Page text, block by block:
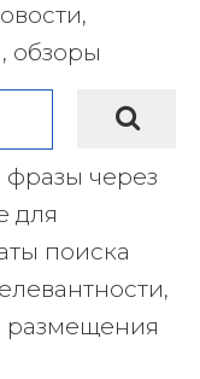
обзоры
фразы через
для
поиска
размещения